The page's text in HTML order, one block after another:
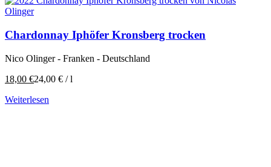
Chardonnay Iphöfer Kronsberg trocken
Nico Olinger - Franken - Deutschland
18,00 €24,00 € /l
Weiterlesen